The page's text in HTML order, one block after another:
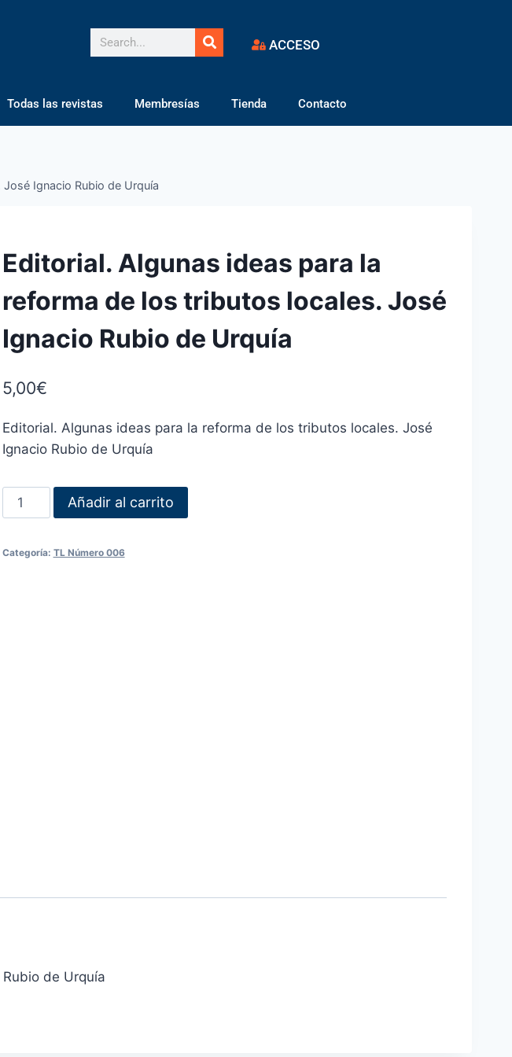
ACCESO
Todas las revistas Membresías Tienda Contacto
Ignacio Rubio de Urquía
Editorial. Algunas ideas para la
reforma de los tributos locales. José
Ignacio Rubio de Urquía
5,00€
Editorial. Algunas ideas para la reforma de los tributos locales. José
Ignacio Rubio de Urquía
Añadir al carrito
Categoría: TL Número 006
de Urquía